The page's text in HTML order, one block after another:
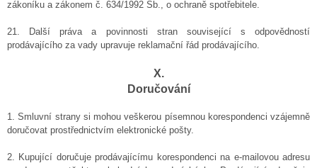
zákoníku a zákonem č. 634/1992 Sb., o ochraně spotřebitele.
21. Další práva a povinnosti stran související s odpovědností
prodávajícího za vady upravuje reklamační řád prodávajícího.
X.
Doručování
1. Smluvní strany si mohou veškerou písemnou korespondenci vzájemně
doručovat prostřednictvím elektronické pošty.
2. Kupující doručuje prodávajícímu korespondenci na e-mailovou adresu